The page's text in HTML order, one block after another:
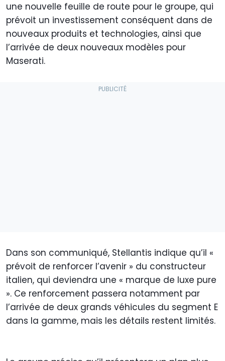
une nouvelle feuille de route pour le groupe, qui
prévoit un investissement conséquent dans de
nouveaux produits et technologies, ainsi que
l’arrivée de deux nouveaux modèles pour
Maserati.
Dans son communiqué, Stellantis indique qu’il «
prévoit de renforcer l’avenir » du constructeur
italien, qui deviendra une « marque de luxe pure
». Ce renforcement passera notamment par
l’arrivée de deux grands véhicules du segment E
dans la gamme, mais les détails restent limités.